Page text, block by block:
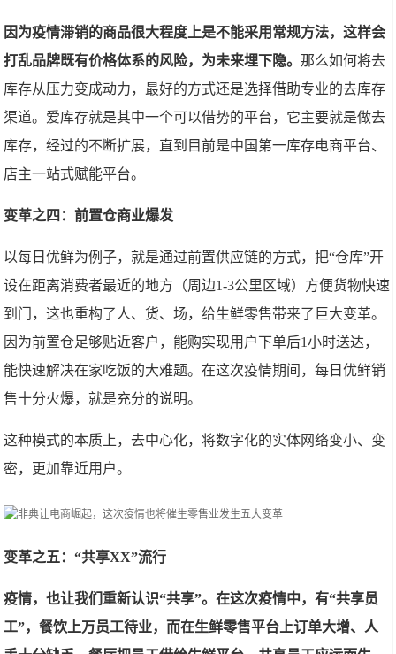
因为疫情滞销的商品很大程度上是不能采用常规方法，这样会
打乱品牌既有价格体系的风险，为未来埋下隐。 那么如何将去
库存从压力变成动力，最好的方式还是选择借助专业的去库存
渠道。爱库存就是其中一个可以借势的平台，它主要就是做去
库存，经过的不断扩展，直到目前是中国第一库存电商平台、
店主一站式赋能平台。
变革之四：前置仓商业爆发
以每日优鲜为例子，就是通过前置供应链的方式，把“仓库”开
设在距离消费者最近的地方（周边1-3公里区域）方便货物快速
到门，这也重构了人、货、场，给生鲜零售带来了巨大变革。
因为前置仓足够贴近客户，能购实现用户下单后1小时送达，
能快速解决在家吃饭的大难题。在这次疫情期间，每日优鲜销
售十分火爆，就是充分的说明。
这种模式的本质上，去中心化，将数字化的实体网络变小、变
密，更加靠近用户。
变革之五：“共享XX”流行
疫情，也让我们重新认识“共享”。在这次疫情中，有“共享员
工”，餐饮上万员工待业，而在生鲜零售平台上订单大增、人